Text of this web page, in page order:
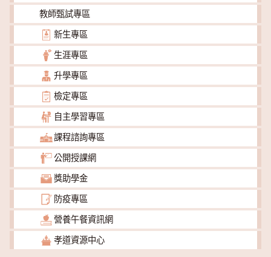
教師甄試專區
新生專區
生涯專區
升學專區
檢定專區
自主學習專區
課程諮詢專區
公開授課網
獎助學金
防疫專區
營養午餐資訊網
孝道資源中心